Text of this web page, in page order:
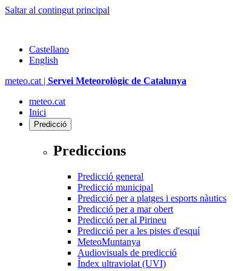
Saltar al contingut principal
Castellano
English
meteo.cat | Servei Meteorològic de Catalunya
meteo.cat
Inici
Predicció
Prediccions
Predicció general
Predicció municipal
Predicció per a platges i esports nàutics
Predicció per a mar obert
Predicció per al Pirineu
Predicció per a les pistes d'esquí
MeteoMuntanya
Audiovisuals de predicció
Índex ultraviolat (UVI)